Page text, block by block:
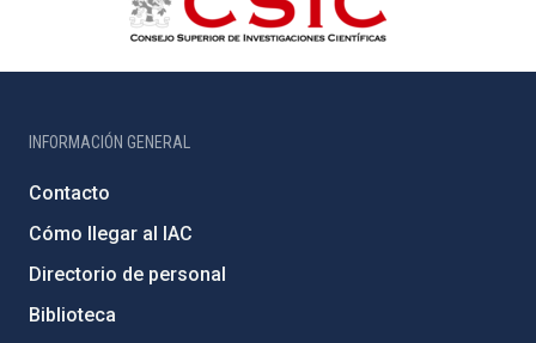
INFORMACIÓN GENERAL
Contacto
Cómo llegar al IAC
Directorio de personal
Biblioteca